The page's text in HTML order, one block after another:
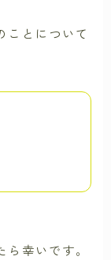
ことについて
幸いです。